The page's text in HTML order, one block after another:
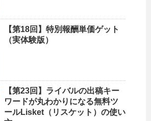
【第18回】特別報酬単価ゲット
（実体験版）
【第23回】ライバルの出稿キー
ワードが丸わかりになる無料ツ
ールLisket（リスケット）の使い